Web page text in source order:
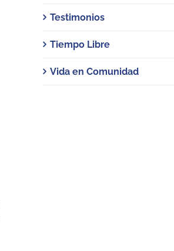
Testimonios
Tiempo Libre
Vida en Comunidad